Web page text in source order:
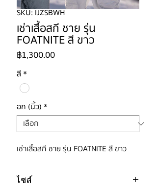
SKU: IJZSBWH
เช่าเสื้อสกี ชาย รุ่น
FOATNITE สี ขาว
฿1,300.00ราคา
สี *
อก (นิ้ว) *
เช่าเสื้อสกี ชาย รุ่น FOATNITE สี ขาว
ไซส์